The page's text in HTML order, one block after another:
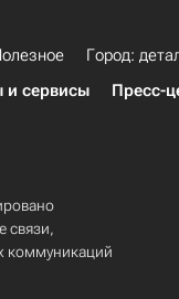
Город:
и сервисы Пресс-
связи,
коммуникаций